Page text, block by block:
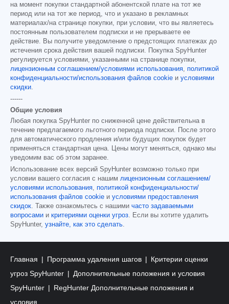
на момент покупки стандартной абонентской плате на тот же
период или на тот же период, что и указано в рекламных
материалах/на странице покупки, при условии, что вы являетесь
постоянным пользователем подписки и не прерываете ее
действие. Вы получите уведомление о предстоящих платежах до
истечения срока действия вашей подписки. Покупка SpyHunter
регулируется условиями, указанными на странице покупки,
лицензионным соглашением/условиями использования, политикой
конфиденциальности/использования файлов cookie и условиями
скидки.
------
Общие условия
Любая покупка SpyHunter по сниженной цене действительна в
течение предлагаемого льготного периода подписки. После этого
для автоматического продления и/или будущих покупок будет
применяться стандартная цена. Цены могут меняться, однако мы
уведомим вас об этом заранее.
Использование всех версий SpyHunter возможно только при
условии вашего согласия с нашим лицензионным соглашением/
условиями использования, политикой конфиденциальности/
использования файлов cookie и условиями предоставления
скидок. Также ознакомьтесь с нашими часто задаваемыми
вопросами и критериями оценки угроз. Если вы хотите удалить
SpyHunter, узнайте, как это сделать.
Главная Программа удаления шагов
Критерии оценки
угроз SpyHunter
Дополнительные положения и условия
SpyHunter
RegHunter Дополнительные положения и
условия